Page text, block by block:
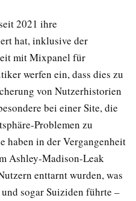
2021 ihre
hat, inklusive der
mit Mixpanel für
werfen ein, dass dies zu
von Nutzerhistorien
bei einer Site, die
Problemen zu
haben in der Vergangenheit
Ashley-Madison-Leak
enttarnt wurden, was
sogar Suiziden führte –